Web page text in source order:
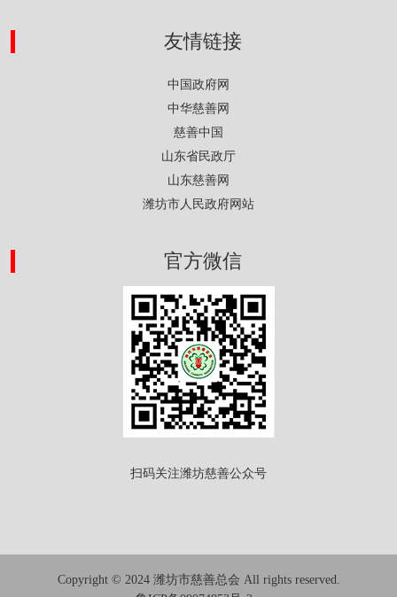
友情链接
中国政府网
中华慈善网
慈善中国
山东省民政厅
山东慈善网
潍坊市人民政府网站
官方微信
扫码关注潍坊慈善公众号
Copyright © 2024 潍坊市慈善总会 All rights reserved.